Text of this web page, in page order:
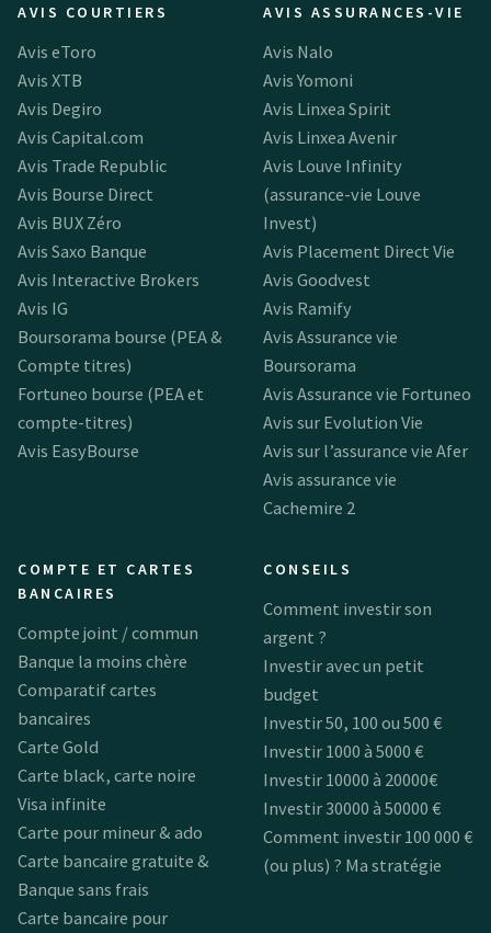
AVIS COURTIERS
Avis eToro
Avis XTB
Avis Degiro
Avis Capital.com
Avis Trade Republic
Avis Bourse Direct
Avis BUX Zéro
Avis Saxo Banque
Avis Interactive Brokers
Avis IG
Boursorama bourse (PEA &
Compte titres)
Fortuneo bourse (PEA et
compte-titres)
Avis EasyBourse
AVIS ASSURANCES-VIE
Avis Nalo
Avis Yomoni
Avis Linxea Spirit
Avis Linxea Avenir
Avis Louve Infinity
(assurance-vie Louve
Invest)
Avis Placement Direct Vie
Avis Goodvest
Avis Ramify
Avis Assurance vie
Boursorama
Avis Assurance vie Fortuneo
Avis sur Evolution Vie
Avis sur l’assurance vie Afer
Avis assurance vie
Cachemire 2
COMPTE ET CARTES
BANCAIRES
Compte joint / commun
Banque la moins chère
Comparatif cartes
bancaires
Carte Gold
Carte black, carte noire
Visa infinite
Carte pour mineur & ado
Carte bancaire gratuite &
Banque sans frais
Carte bancaire pour
CONSEILS
Comment investir son
argent ?
Investir avec un petit
budget
Investir 50, 100 ou 500 €
Investir 1000 à 5000 €
Investir 10000 à 20000€
Investir 30000 à 50000 €
Comment investir 100 000 €
(ou plus) ? Ma stratégie